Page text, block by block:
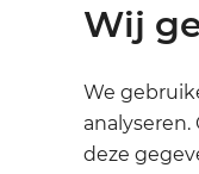
Uitpakken
Prijzen en
Contact
Wij
We
deze